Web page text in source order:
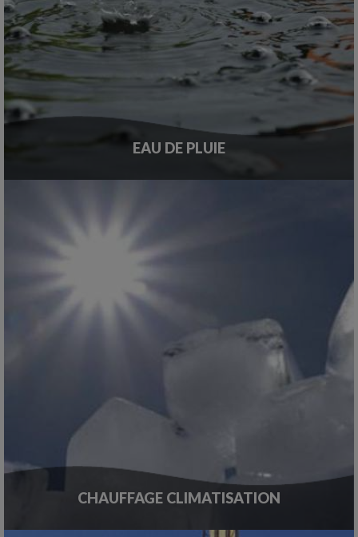
EAU DE PLUIE
CHAUFFAGE CLIMATISATION